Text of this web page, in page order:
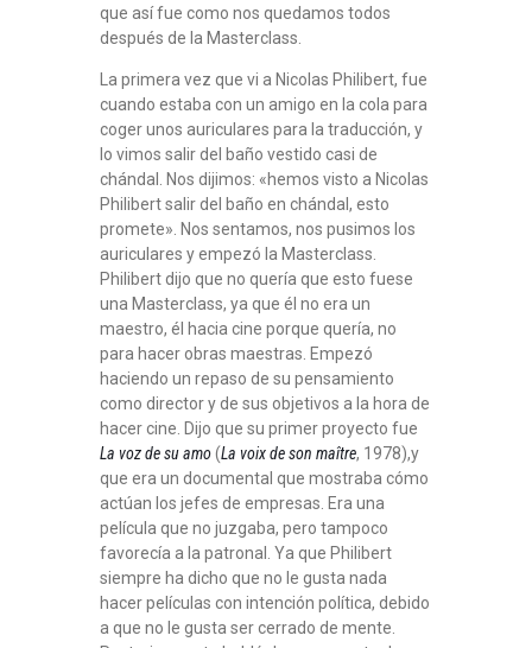
que así fue como nos quedamos todos
después de la Masterclass.
La primera vez que vi a Nicolas Philibert, fue
cuando estaba con un amigo en la cola para
coger unos auriculares para la traducción, y
lo vimos salir del baño vestido casi de
chándal. Nos dijimos: «hemos visto a Nicolas
Philibert salir del baño en chándal, esto
promete». Nos sentamos, nos pusimos los
auriculares y empezó la Masterclass.
Philibert dijo que no quería que esto fuese
una Masterclass, ya que él no era un
maestro, él hacia cine porque quería, no
para hacer obras maestras. Empezó
haciendo un repaso de su pensamiento
como director y de sus objetivos a la hora de
hacer cine. Dijo que su primer proyecto fue
La voz de su amo(La voix de son maître, 1978),y
que era un documental que mostraba cómo
actúan los jefes de empresas. Era una
película que no juzgaba, pero tampoco
favorecía a la patronal. Ya que Philibert
siempre ha dicho que no le gusta nada
hacer películas con intención política, debido
a que no le gusta ser cerrado de mente.